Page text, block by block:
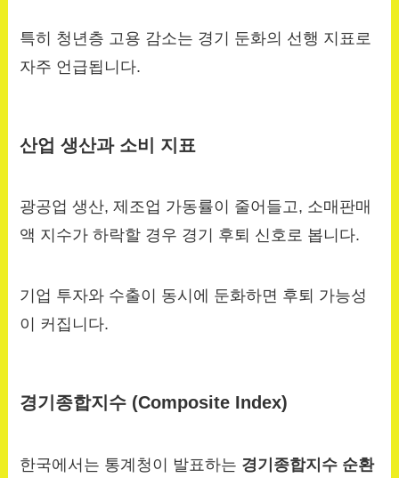
특히 청년층 고용 감소는 경기 둔화의 선행 지표로
자주 언급됩니다.
산업 생산과 소비 지표
광공업 생산, 제조업 가동률이 줄어들고, 소매판매
액 지수가 하락할 경우 경기 후퇴 신호로 봅니다.
기업 투자와 수출이 동시에 둔화하면 후퇴 가능성
이 커집니다.
경기종합지수 (Composite Index)
한국에서는 통계청이 발표하는 경기종합지수 순환